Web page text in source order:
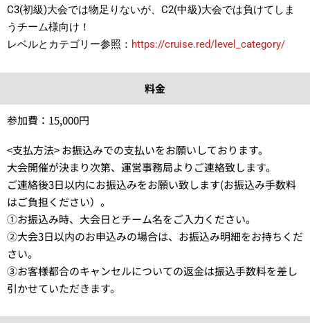
C3(初級)大会では物足りないが、C2(中級)大会では負けてしま
うチーム様向け！
レベルとカテゴリー参照： https://cruise.red/level_category/
料金
参加費：15,000円
<支払方法> お振込みでの支払いをお願いしております。
大会開催が決まり次第、運営事務局よりご連絡致します。
ご連絡後3日以内にお振込みをお願い致します(お振込み手数料
はご負担ください）。
①お振込み時、大会日とチーム名をご入力ください。
②大会3日以内のお申込みの場合は、お振込み明細をお持ちくだ
さい。
③お客様都合のキャンセルについての返金は振込手数料を差し
引かせていただきます。